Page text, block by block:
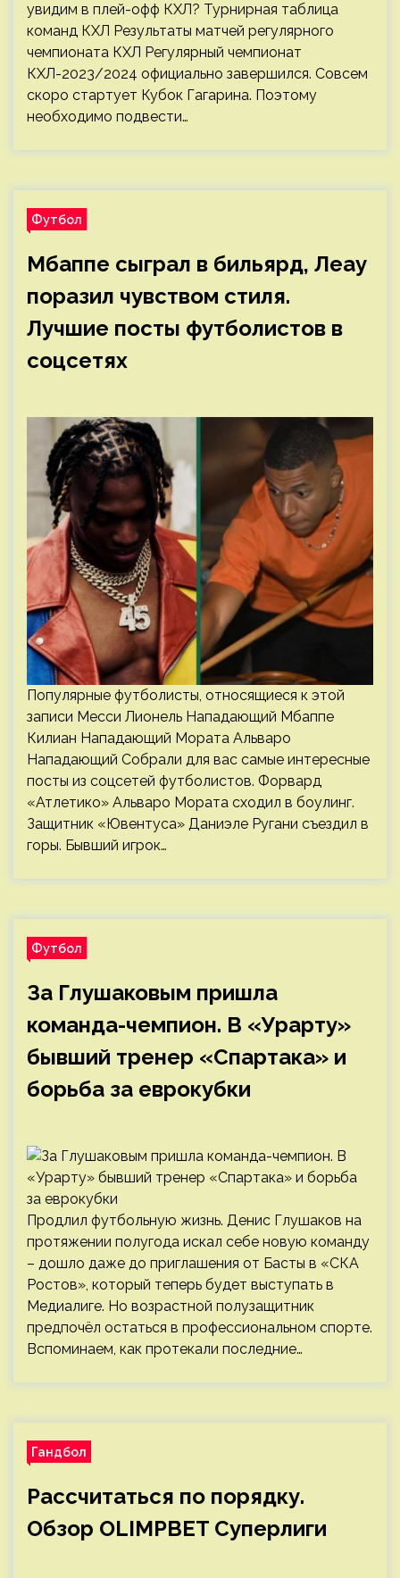
увидим в плей-офф КХЛ? Турнирная таблица
команд КХЛ Результаты матчей регулярного
чемпионата КХЛ Регулярный чемпионат
КХЛ-2023/2024 официально завершился. Совсем
скоро стартует Кубок Гагарина. Поэтому
необходимо подвести…
Футбол
Мбаппе сыграл в бильярд, Леау
поразил чувством стиля.
Лучшие посты футболистов в
соцсетях
Популярные футболисты, относящиеся к этой
записи Месси Лионель Нападающий Мбаппе
Килиан Нападающий Мората Альваро
Нападающий Собрали для вас самые интересные
посты из соцсетей футболистов. Форвард
«Атлетико» Альваро Мората сходил в боулинг.
Защитник «Ювентуса» Даниэле Ругани съездил в
горы. Бывший игрок…
Футбол
За Глушаковым пришла
команда-чемпион. В «Урарту»
бывший тренер «Спартака» и
борьба за еврокубки
Продлил футбольную жизнь. Денис Глушаков на
протяжении полугода искал себе новую команду
– дошло даже до приглашения от Басты в «СКА
Ростов», который теперь будет выступать в
Медиалиге. Но возрастной полузащитник
предпочёл остаться в профессиональном спорте.
Вспоминаем, как протекали последние…
Гандбол
Рассчитаться по порядку.
Обзор OLIMPBET Суперлиги